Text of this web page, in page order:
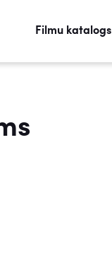
Filmu katalogs